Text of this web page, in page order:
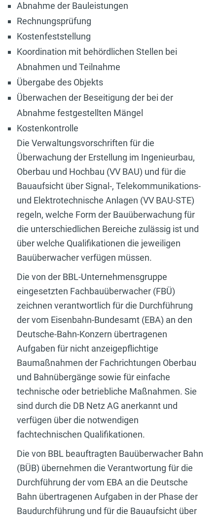
Abnahme der Bauleistungen
Rechnungsprüfung
Kostenfeststellung
Koordination mit behördlichen Stellen bei
Abnahmen und Teilnahme
Übergabe des Objekts
Überwachen der Beseitigung der bei der
Abnahme festgestellten Mängel
Kostenkontrolle
Die Verwaltungsvorschriften für die
Überwachung der Erstellung im Ingenieurbau,
Oberbau und Hochbau (VV BAU) und für die
Bauaufsicht über Signal-, Telekommunikations-
und Elektrotechnische Anlagen (VV BAU-STE)
regeln, welche Form der Bauüberwachung für
die unterschiedlichen Bereiche zulässig ist und
über welche Qualifikationen die jeweiligen
Bauüberwacher verfügen müssen.
Die von der BBL-Unternehmensgruppe
eingesetzten Fachbauüberwacher (FBÜ)
zeichnen verantwortlich für die Durchführung
der vom Eisenbahn-Bundesamt (EBA) an den
Deutsche-Bahn-Konzern übertragenen
Aufgaben für nicht anzeigepflichtige
Baumaßnahmen der Fachrichtungen Oberbau
und Bahnübergänge sowie für einfache
technische oder betriebliche Maßnahmen. Sie
sind durch die DB Netz AG anerkannt und
verfügen über die notwendigen
fachtechnischen Qualifikationen.
Die von BBL beauftragten Bauüberwacher Bahn
(BÜB) übernehmen die Verantwortung für die
Durchführung der vom EBA an die Deutsche
Bahn übertragenen Aufgaben in der Phase der
Baudurchführung und für die Bauaufsicht über